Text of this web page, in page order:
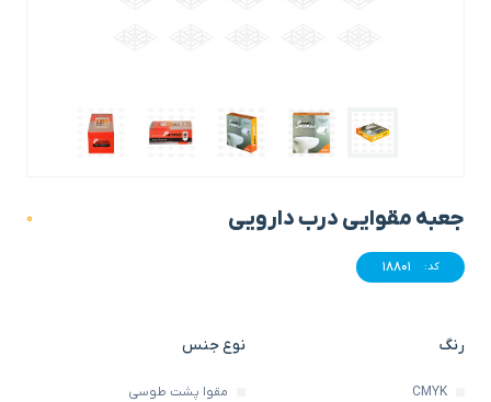
جعبه مقوایی درب دارویی 0
کد: 18801
رنگ
CMYK
نوع جنس
مقوا پشت طوسی